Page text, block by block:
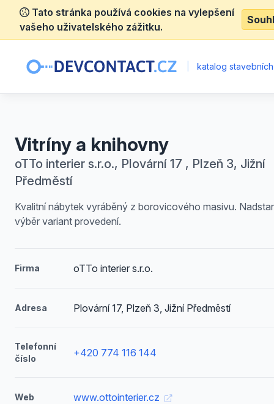
Tato stránka používá cookies na vylepšení
vašeho uživatelského zážitku.
katalog
Vitríny a knihovny
oTTo interier s.r.o., Plovární 17 , Plzeň 3, Jižní
Předměstí
Kvalitní nábytek vyráběný z borovicového masivu.
výběr variant provedení.
Firma oTTo interier s.r.o.
Adresa Plovární 17, Plzeň 3, Jižní Předměstí
Telefonní
číslo
+420 774 116 144
Web www.ottointerier.cz